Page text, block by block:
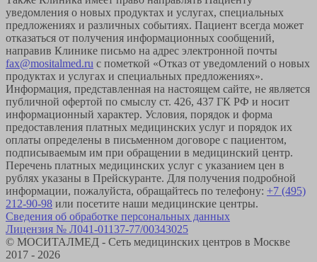
уведомления о новых продуктах и услугах, специальных
предложениях и различных событиях. Пациент всегда может
отказаться от получения информационных сообщений,
направив Клинике письмо на адрес электронной почты
fax@mositalmed.ru с пометкой «Отказ от уведомлений о новых
продуктах и услугах и специальных предложениях».
Информация, представленная на настоящем сайте, не является
публичной офертой по смыслу ст. 426, 437 ГК РФ и носит
информационный характер. Условия, порядок и форма
предоставления платных медицинских услуг и порядок их
оплаты определены в письменном договоре с пациентом,
подписываемым им при обращении в медицинский центр.
Перечень платных медицинских услуг с указанием цен в
рублях указаны в Прейскуранте. Для получения подробной
информации, пожалуйста, обращайтесь по телефону: +7 (495)
212-90-98 или посетите наши медицинские центры.
Сведения об обработке персональных данных
Лицензия № Л041-01137-77/00343025
© МОСИТАЛМЕД - Сеть медицинских центров в Москве
2017 - 2026